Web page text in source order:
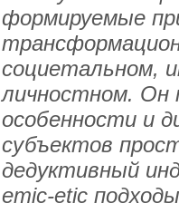
формируемые
социетальном,
личностном. Он
особенности и
субъектов
дедуктивный
emic-etic